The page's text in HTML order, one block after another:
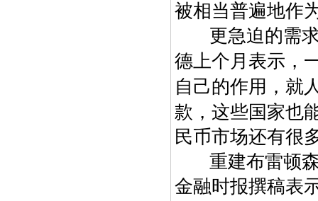
被相当普遍地作
更急迫的需
德上个月表示，
自己的作用，就
款，这些国家也
民币市场还有很
重建布雷顿
金融时报撰稿表